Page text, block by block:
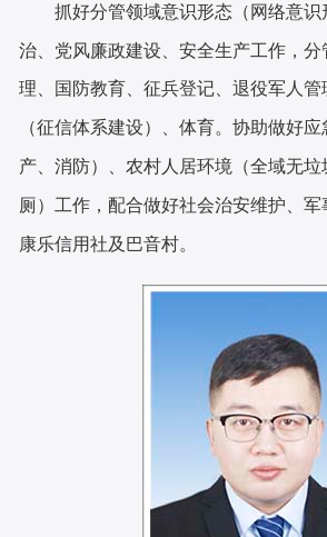
抓好分管领域意识形态（网络意识
治、党风廉政建设、安全生产工作，分
理、国防教育、征兵登记、退役军人管
（征信体系建设）、体育。协助做好
产、消防）、农村人居环境（全域无
厕）工作，配合做好社会治安维护、
康乐信用社及巴音村。